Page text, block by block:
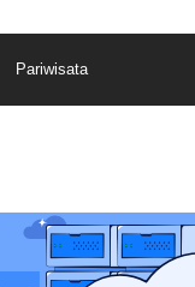
Pariwisata